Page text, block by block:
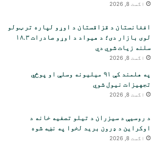
اگست 8, 2026
افغانستان د قزاقستان د اوړو لپاره تر ټولو
لوی بازار دی؛ د هیواد د اوړو صادرات ۱۸.۳
سلنه زیات شوي دي
اگست 8, 2026
په هلمند کې ۹۱ میلیونه وسلې او پوځي
تجهیزات نیول شوي
اگست 8, 2026
د روسیې د سیزران د تیلو تصفیه خانه د
اوکراین د ډرون برید لخوا په نښه شوه
اگست 8, 2026